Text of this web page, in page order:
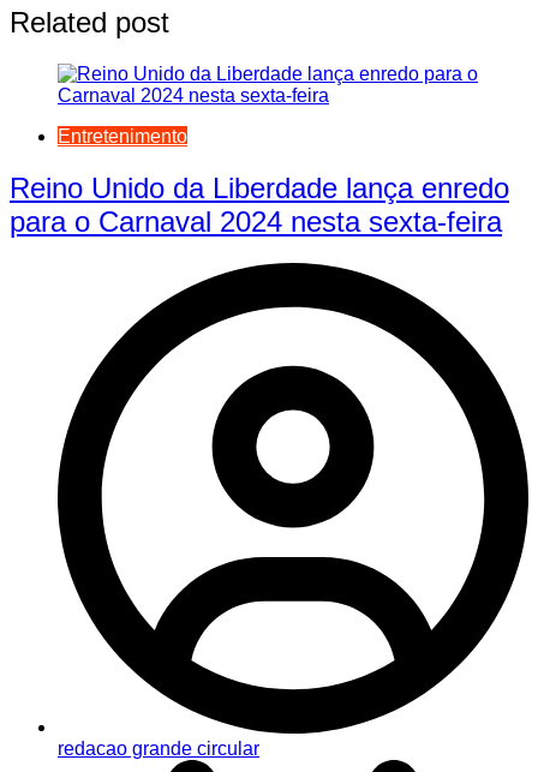
Related post
Entretenimento
Reino Unido da Liberdade lança enredo
para o Carnaval 2024 nesta sexta-feira
redacao grande circular